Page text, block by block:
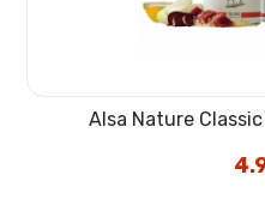
Alsa Nature